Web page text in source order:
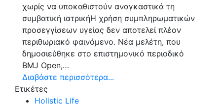
χωρίς να υποκαθιστούν αναγκαστικά τη
συμβατική ιατρικήΗ χρήση συμπληρωματικών
προσεγγίσεων υγείας δεν αποτελεί πλέον
περιθωριακό φαινόμενο. Νέα μελέτη, που
δημοσιεύθηκε στο επιστημονικό περιοδικό
BMJ Open,…
Διαβάστε περισσότερα...
Ετικέτες
Holistic Life